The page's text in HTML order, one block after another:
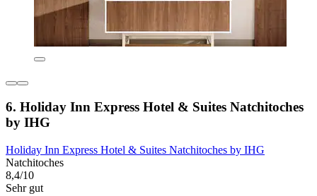
6. Holiday Inn Express Hotel & Suites Natchitoches
by IHG
Holiday Inn Express Hotel & Suites Natchitoches by IHG
Natchitoches
8,4/10
Sehr gut